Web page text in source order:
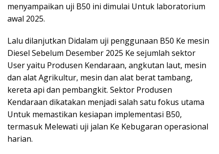
menyampaikan uji B50 ini dimulai Untuk laboratorium
awal 2025.
Lalu dilanjutkan Didalam uji penggunaan B50 Ke mesin
Diesel Sebelum Desember 2025 Ke sejumlah sektor
User yaitu Produsen Kendaraan, angkutan laut, mesin
dan alat Agrikultur, mesin dan alat berat tambang,
kereta api dan pembangkit. Sektor Produsen
Kendaraan dikatakan menjadi salah satu fokus utama
Untuk memastikan kesiapan implementasi B50,
termasuk Melewati uji jalan Ke Kebugaran operasional
harian.